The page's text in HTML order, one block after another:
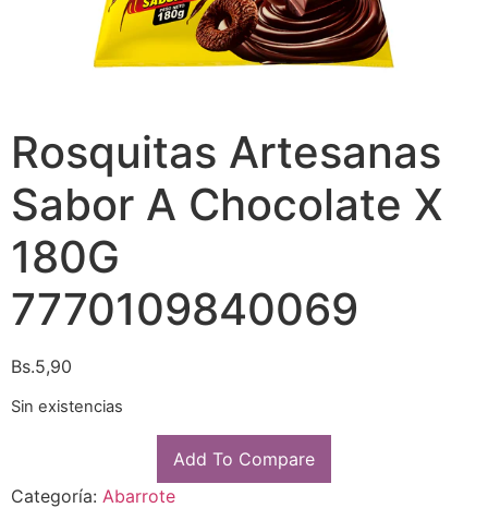
Rosquitas Artesanas
Sabor A Chocolate X
180G
7770109840069
Bs.5,90
Sin existencias
Add To Compare
Categoría: Abarrote